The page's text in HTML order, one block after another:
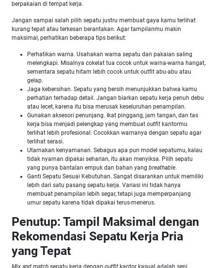
berpakaian di tempat kerja.
Jangan sampai salah pilih sepatu justru membuat gaya kamu terlihat
kurang tepat atau terkesan berantakan. Agar tampilanmu makin
maksimal, perhatikan beberapa tips berikut:
Perhatikan warna. Usahakan warna sepatu dan pakaian saling
melengkapi. Misalnya cokelat tua cocok untuk warna-warna hangat,
sementara sepatu hitam lebih cocok untuk outfit abu-abu atau
gelap.
Jaga kebersihan. Sepatu yang bersih menunjukkan bahwa kamu
perhatian terhadap detail. Jangan biarkan sepatu kerja penuh debu
atau lecet, karena itu bisa merusak keseluruhan penampilan.
Gunakan aksesori penunjang. Ikat pinggang, jam tangan, dan tas
kerja bisa menjadi pelengkap yang membuat outfit kantormu
terlihat lebih profesional. Cocokkan warnanya dengan sepatu agar
terlihat serasi.
Utamakan kenyamanan. Sebagus apa pun model sepatumu, kalau
tidak nyaman dipakai seharian, itu akan menyiksa. Pilih sepatu
yang punya bantalan empuk dan bahan yang breathable.
Ganti Sepatu Sesuai Kebutuhan. Sangat disarankan untuk memiliki
lebih dari satu pasang sepatu kerja. Variasi ini tidak hanya
membuat penampilan lebih segar, tetapi juga memperpanjang
umur sepatu karena tidak dipakai terus-menerus.
Penutup: Tampil Maksimal dengan
Rekomendasi Sepatu Kerja Pria
yang Tepat
Mix and match sepatu kerja dengan outfit kantor kasual adalah seni